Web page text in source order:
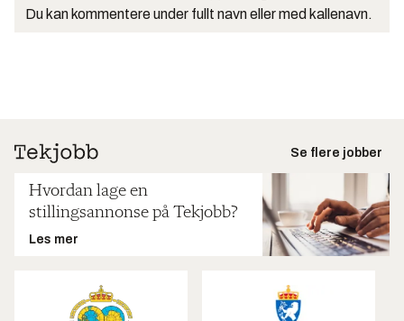
Du kan kommentere under fullt navn eller med kallenavn.
Se flere jobber
Hvordan lage en
stillingsannonse på Tekjobb?
Les mer